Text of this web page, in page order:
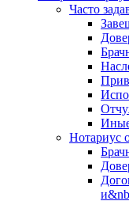
Часто
Нотариус